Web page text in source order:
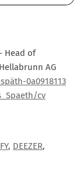
Head of
AG
0a0918113
cv
, DEEZER,